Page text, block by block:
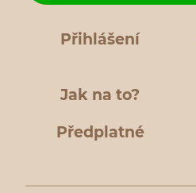
Přihlášení
Jak na to?
Předplatné